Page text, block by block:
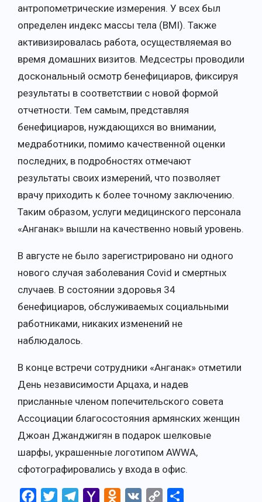
антропометрические измерения. У всех был
определен индекс массы тела (BMI). Также
активизировалась работа, осуществляемая во
время домашних визитов. Медсестры проводили
доскональный осмотр бенефициаров, фиксируя
результаты в соответствии с новой формой
отчетности. Тем самым, представляя
бенефициаров, нуждающихся во внимании,
медработники, помимо качественной оценки
последних, в подробностях отмечают
результаты своих измерений, что позволяет
врачу приходить к более точному заключению.
Таким образом, услуги медицинского персонала
«Анганак» вышли на качественно новый уровень.
В августе не было зарегистрировано ни одного
нового случая заболевания Covid и смертных
случаев. В состоянии здоровья 34
бенефициаров, обслуживаемых социальными
работниками, никаких изменений не
наблюдалось.
В конце встречи сотрудники «Анганак» отметили
День независимости Арцаха, и надев
присланные членом попечительского совета
Ассоциации благосостояния армянских женщин
Джоан Джанджигян в подарок шелковые
шарфы, украшенные логотипом AWWA,
сфотографировались у входа в офис.
Facebook
Twitter Telegram
Yahoo
Odnoklassniki
VK
Copy